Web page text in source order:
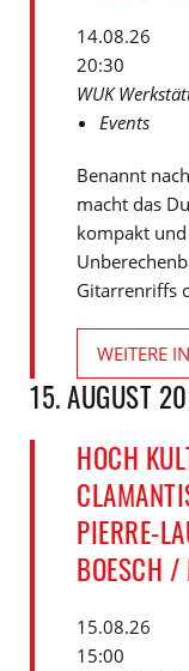
14.08.26
20:30
WUK
Events
Benannt
macht das
kompakt
Gitarrenriffs
WEITERE
15. AUGUST
HOCH
PIERRE-
BOESCH /
15.08.26
15:00